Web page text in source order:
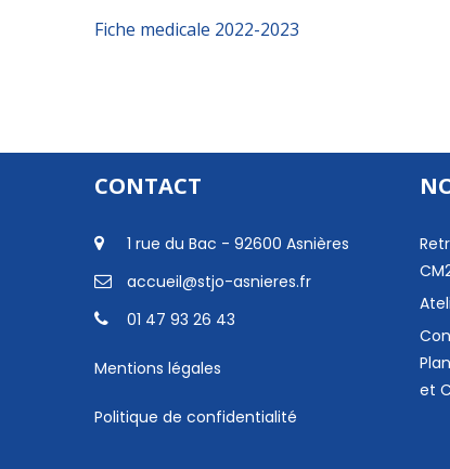
Fiche medicale 2022-2023
CONTACT
1 rue du Bac - 92600 Asnières
accueil@stjo-asnieres.fr
01 47 93 26 43
Mentions légales
Politique de confidentialité
et